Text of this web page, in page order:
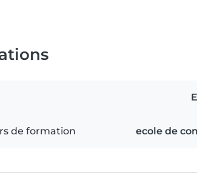
de formation ecole de